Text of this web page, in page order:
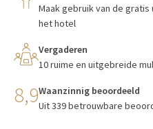
Maak gebruik van de
het hotel
Vergaderen
10 ruime en uitgebreide
8,9Waanzinnig beoordeeld
Uit 339 betrouwbare